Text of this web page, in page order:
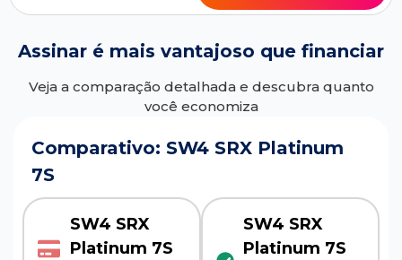
Assinar é mais vantajoso que financiar
Veja a comparação detalhada e descubra quanto
você economiza
Comparativo: SW4 SRX Platinum
7S
SW4 SRX
Platinum 7S
SW4 SRX
Platinum 7S